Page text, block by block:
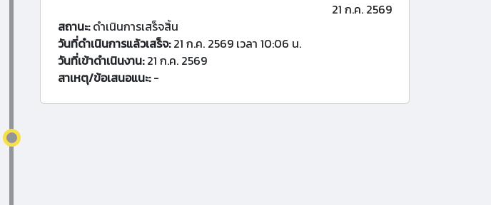
21 ก.ค. 2569
สถานะ:ดำเนินการเสร็จสิ้น
วันที่ดำเนินการแล้วเสร็จ:21 ก.ค. 2569 เวลา 10:06 น.
วันที่เข้าดำเนินงาน:21 ก.ค. 2569
สาเหตุ/ข้อเสนอแนะ:-